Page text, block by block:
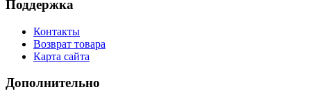
Поддержка
Контакты
Возврат товара
Карта сайта
Дополнительно